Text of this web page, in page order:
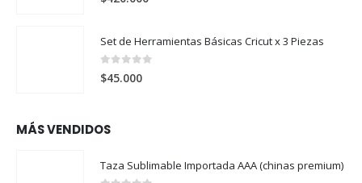
Set de Herramientas Básicas Cricut x 3 Piezas
0 out of 5
$45.000
MÁS VENDIDOS
Taza Sublimable Importada AAA (chinas premium)